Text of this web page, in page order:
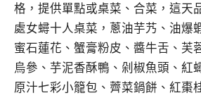
格，提供單點或桌菜、合菜，這天
處女蟳十人桌菜，蔥油芋艿、油爆
蜜石蓮花、蟹膏粉皮、醬牛舌、芙
烏參、芋泥香酥鴨、剁椒魚頭、紅
原汁七彩小籠包、薺菜鍋餅、紅棗